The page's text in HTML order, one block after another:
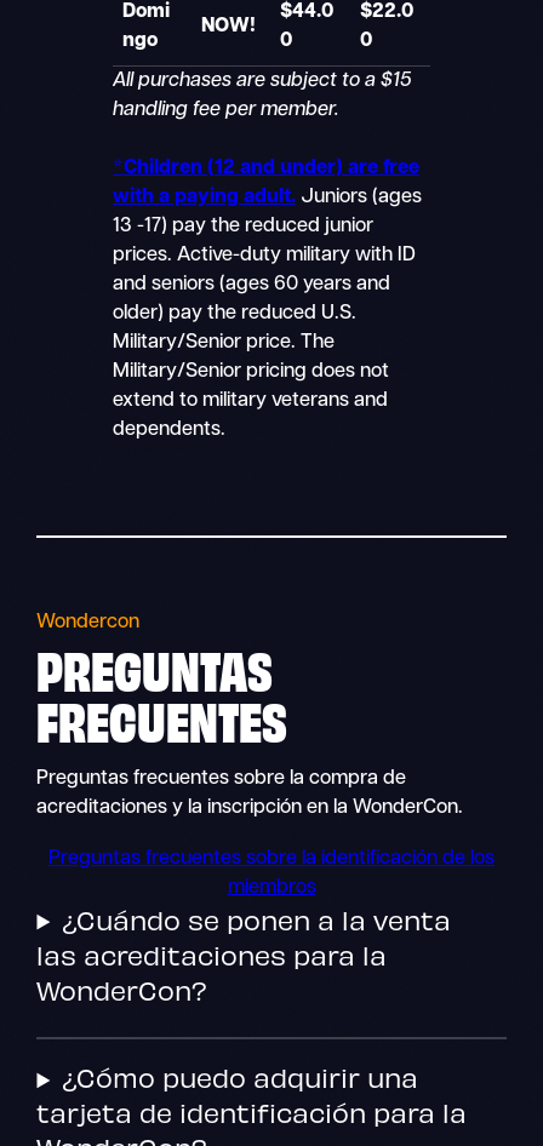
Domi
ngo
NOW!
$44.0
0
$22.0
0
All purchases are subject to a $15
handling fee per member.
*Children (12 and under) are free
with a paying adult. Juniors (ages
13 -17) pay the reduced junior
prices. Active-duty military with ID
and seniors (ages 60 years and
older) pay the reduced U.S.
Military/Senior price. The
Military/Senior pricing does not
extend to military veterans and
dependents.
Wondercon
PREGUNTAS
FRECUENTES
Preguntas frecuentes sobre la compra de
acreditaciones y la inscripción en la WonderCon.
Preguntas frecuentes sobre la identificación de los
miembros
¿Cuándo se ponen a la venta
las acreditaciones para la
WonderCon?
¿Cómo puedo adquirir una
tarjeta de identificación para la